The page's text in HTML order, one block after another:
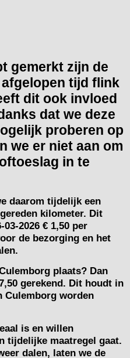
gemerkt zijn de
tijd flink
dit ook invloed
dat we deze
proberen op
we er niet aan om
in te
daarom tijdelijk een
kilometer. Dit
2026 € 1,50 per
de bezorging en het
plaats? Dan
gerekend. Dit houdt in
Culemborg worden
is en willen
tijdelijke maatregel gaat.
dalen, laten we de